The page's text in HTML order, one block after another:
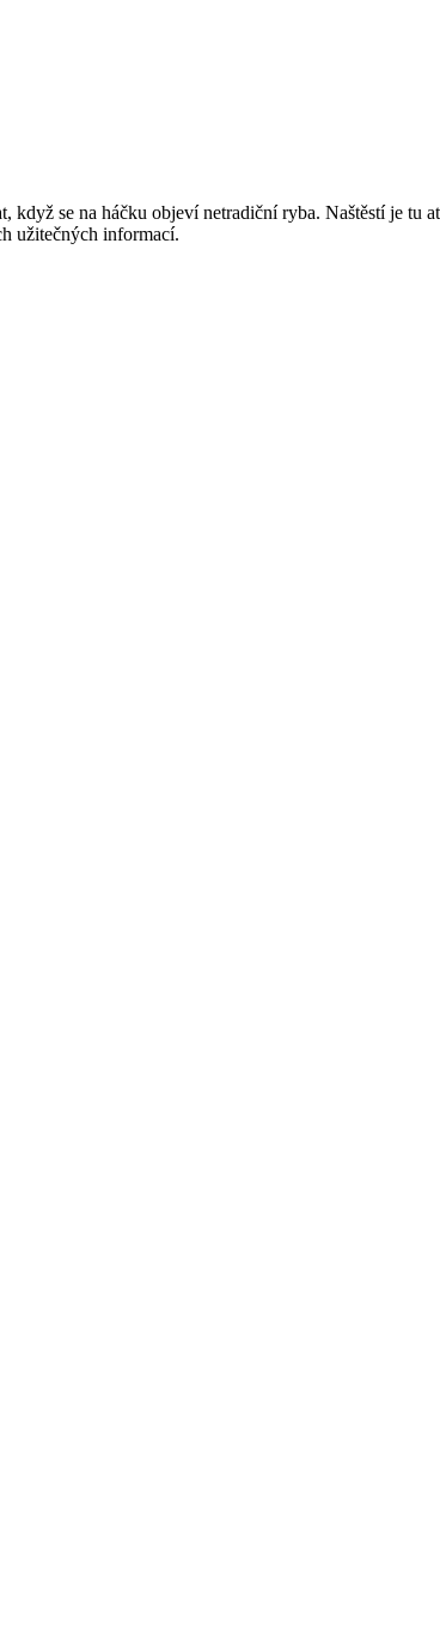
se na háčku objeví netradiční ryba. Naštěstí je tu
užitečných informací.